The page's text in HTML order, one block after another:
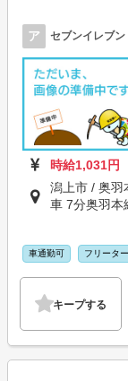
ア セブンイレブ
時給1,031円
潟上市 / 奥羽
車 7分奥羽本
車通勤可 フリータ
キープする